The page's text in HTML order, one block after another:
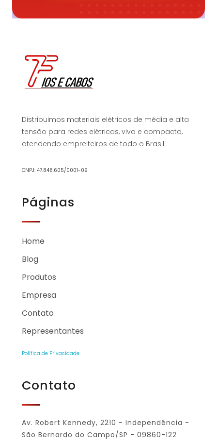
Distribuimos materiais elétricos de média e alta
tensão para redes elétricas, viva e compacta,
atendendo empreiteiros de todo o Brasil.
CNPJ: 47.848.605/0001-09
Páginas
Home
Blog
Produtos
Empresa
Contato
Representantes
Política de Privacidade
Contato
Av. Robert Kennedy, 2210 - Independência -
São Bernardo do Campo/SP - 09860-122